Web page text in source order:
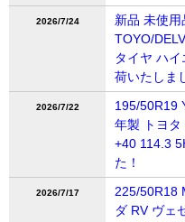
2026/7/24
新品 未使
TOYO/
タイヤ ハ
荷いたしま
2026/7/22
195/50R19
年製 トヨ
+40 114.3
た！
2026/7/17
225/50R18
ダ RV ヴェ